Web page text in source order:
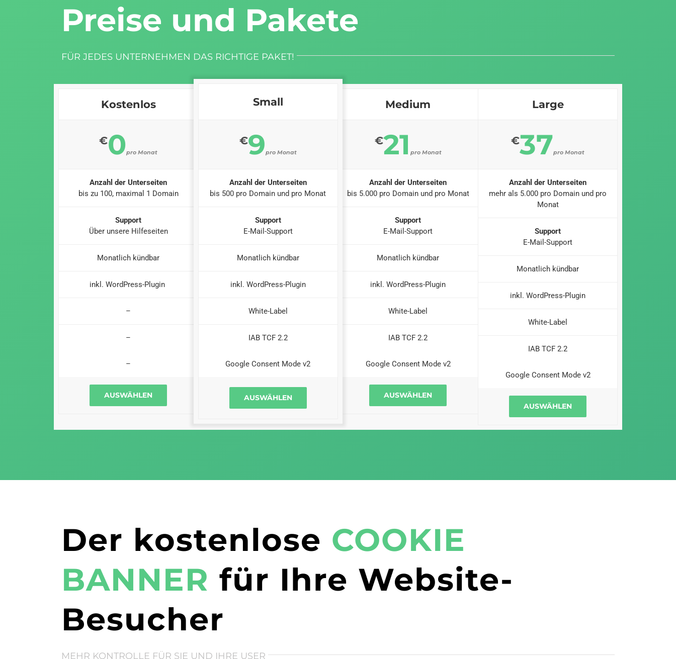
Preise und Pakete
FÜR JEDES UNTERNEHMEN DAS RICHTIGE PAKET!
Kostenlos
€0pro Monat
Anzahl der Unterseiten
bis zu 100, maximal 1 Domain
Support
Über unsere Hilfeseiten
Monatlich kündbar
inkl. WordPress-Plugin
–
–
–
AUSWÄHLEN
Small
€9pro Monat
Anzahl der Unterseiten
bis 500 pro Domain und pro Monat
Support
E-Mail-Support
Monatlich kündbar
inkl. WordPress-Plugin
White-Label
IAB TCF 2.2
Google Consent Mode v2
AUSWÄHLEN
Medium
€21 pro Monat
Anzahl der Unterseiten
bis 5.000 pro Domain und pro Monat
Support
E-Mail-Support
Monatlich kündbar
inkl. WordPress-Plugin
White-Label
IAB TCF 2.2
Google Consent Mode v2
AUSWÄHLEN
Large
€37pro Monat
Anzahl der Unterseiten
mehr als 5.000 pro Domain und pro
Monat
Support
E-Mail-Support
Monatlich kündbar
inkl. WordPress-Plugin
White-Label
IAB TCF 2.2
Google Consent Mode v2
AUSWÄHLEN
Der kostenlose COOKIE
BANNER für Ihre Website-
Besucher
MEHR KONTROLLE FÜR SIE UND IHRE USER